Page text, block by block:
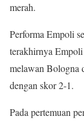
merah.
Performa Empoli
terakhirnya
melawan Bologna
dengan skor 2-1.
Pada pertemuan